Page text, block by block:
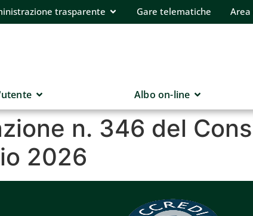
trasparente Gare telematiche
Albo on-line
n. 346 del
2026